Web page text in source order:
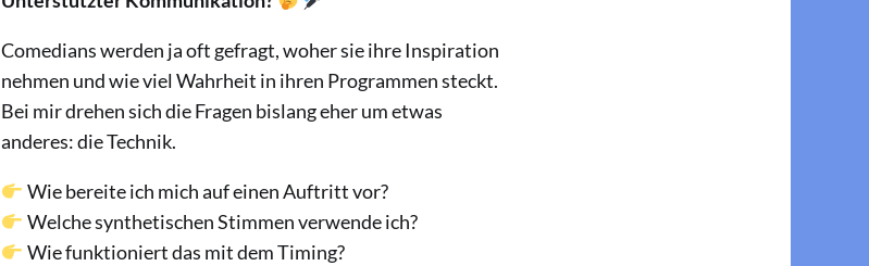
Comedians werden ja oft gefragt, woher sie ihre Inspiration
nehmen und wie viel Wahrheit in ihren Programmen steckt.
Bei mir drehen sich die Fragen bislang eher um etwas
anderes: die Technik.
Wie bereite ich mich auf einen Auftritt vor?
Welche synthetischen Stimmen verwende ich?
Wie funktioniert das mit dem Timing?